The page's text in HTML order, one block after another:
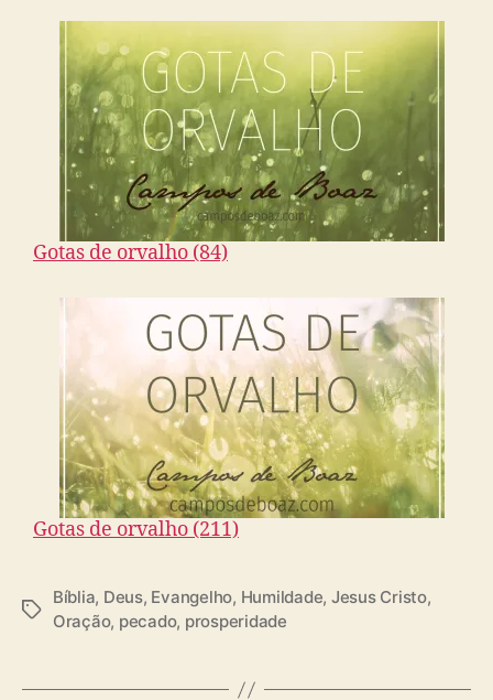
Gotas de orvalho (84)
Gotas de orvalho (211)
T
Bíblia, Deus, Evangelho, Humildade, Jesus Cristo,
Oração, pecado, prosperidade